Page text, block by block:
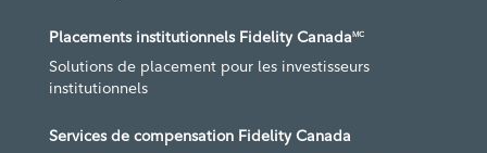
Placements institutionnels Fidelity CanadaMC
Solutions de placement pour les investisseurs
institutionnels
Services de compensation Fidelity Canada